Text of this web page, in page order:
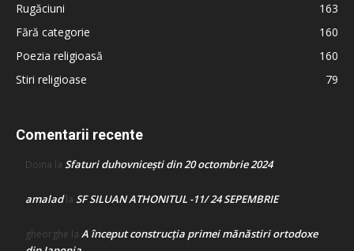
Rugăciuni
163
Fără categorie
160
Poezia religioasă
160
Stiri religioase
79
Comentarii recente
Doina la Sfaturi duhovnicești din 20 octombrie 2024
amaladla SF SILUAN ATHONITUL -11/ 24 SEPEMBRIE
gheorghe la A început construcţia primei mănăstiri ortodoxe